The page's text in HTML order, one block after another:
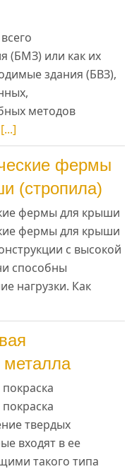
(БМЗ) или как их
здания (БВЗ),
методов
[...]
фермы
(стропила)
фермы для крыши
фермы для крыши
с высокой
способны
нагрузки. Как
металла
твердых
входят в ее
такого типа